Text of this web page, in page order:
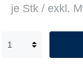
je Stk / exkl.